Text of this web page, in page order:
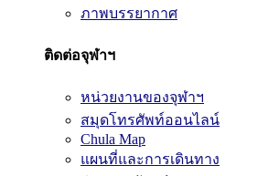
ภาพบรรยากาศ
ติดต่อจุฬาฯ
หน่วยงานของจุฬาฯ
สมุดโทรศัพท์ออนไลน์
Chula Map
แผนที่และการเดินทาง